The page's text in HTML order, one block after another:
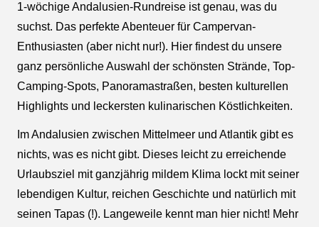
1-wöchige Andalusien-Rundreise ist genau, was du
suchst. Das perfekte Abenteuer für Campervan-
Enthusiasten (aber nicht nur!). Hier findest du unsere
ganz persönliche Auswahl der schönsten Strände, Top-
Camping-Spots, Panoramastraßen, besten kulturellen
Highlights und leckersten kulinarischen Köstlichkeiten.
Im Andalusien zwischen Mittelmeer und Atlantik gibt es
nichts, was es nicht gibt. Dieses leicht zu erreichende
Urlaubsziel mit ganzjährig mildem Klima lockt mit seiner
lebendigen Kultur, reichen Geschichte und natürlich mit
seinen Tapas (!). Langeweile kennt man hier nicht! Mehr